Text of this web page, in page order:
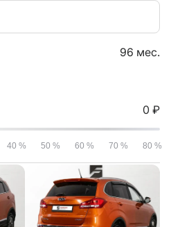
96 мес.
0 ₽
40 % 50 % 60 % 70 % 80 %